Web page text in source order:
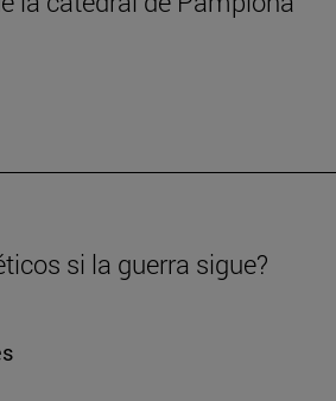
si la guerra sigue?